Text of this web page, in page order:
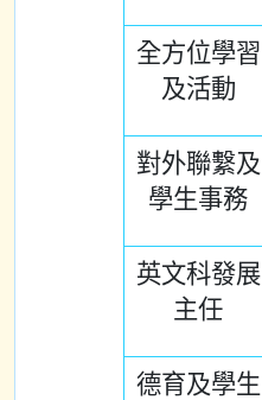
全方位學習
及活動
對外聯繫及
學生事務
英文科發展
主任
德育及學生